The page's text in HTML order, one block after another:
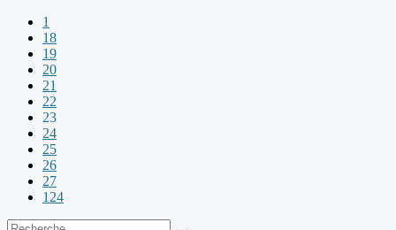
1
18
19
20
21
22
23
24
25
26
27
124